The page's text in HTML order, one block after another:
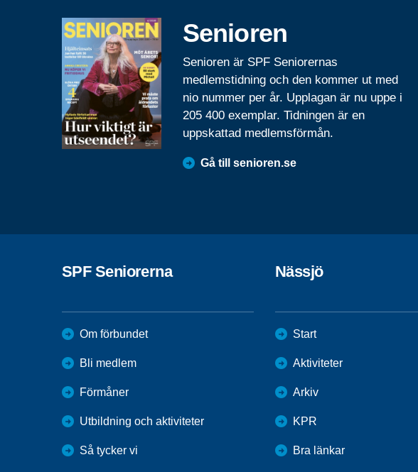
Senioren
Senioren är SPF Seniorernas
medlemstidning och den kommer ut med
nio nummer per år. Upplagan är nu uppe i
205 400 exemplar. Tidningen är en
uppskattad medlemsförmån.
Gå till senioren.se
SPF Seniorerna
Om förbundet
Bli medlem
Förmåner
Utbildning och aktiviteter
Så tycker vi
Nässjö
Start
Aktiviteter
Arkiv
KPR
Bra länkar